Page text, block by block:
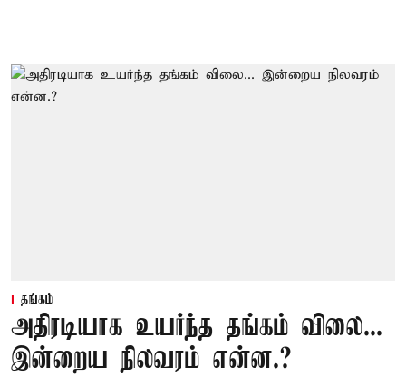
தங்கம்
அதிரடியாக உயர்ந்த தங்கம் விலை...
இன்றைய நிலவரம் என்ன.?